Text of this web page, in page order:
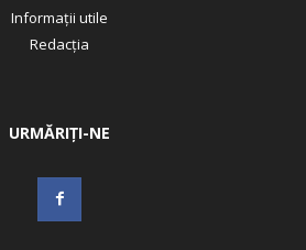
Informații utile
Redacția
URMĂRIȚI-NE